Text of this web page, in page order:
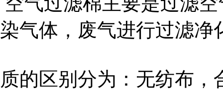
染气体，废气进行过滤净
质的区别分为：无纺布